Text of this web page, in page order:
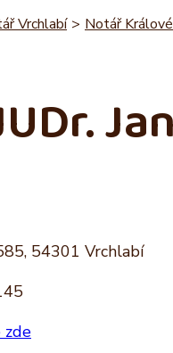
Vrchlabí > Notář
54301 Vrchlabí
zde